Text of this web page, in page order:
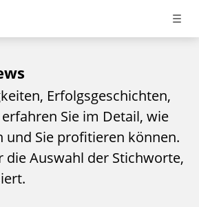
Erfolgsgeschichten,
Sie im Detail, wie
und Sie profitieren können.
die Auswahl der Stichworte,